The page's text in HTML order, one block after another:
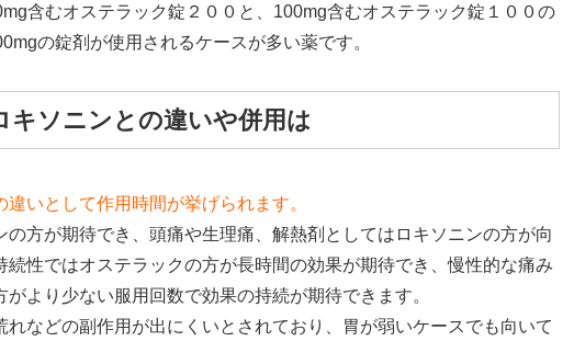
含むオステラック錠２００と、100mg含むオステラック錠１００の
の錠剤が使用されるケースが多い薬です。
キソニンとの違いや併用は
いとして作用時間が挙げられます。
の方が期待でき、頭痛や生理痛、解熱剤としてはロキソニンの方が向
続性ではオステラックの方が長時間の効果が期待でき、慢性的な痛み
より少ない服用回数で効果の持続が期待できます。
れなどの副作用が出にくいとされており、胃が弱いケースでも向いて